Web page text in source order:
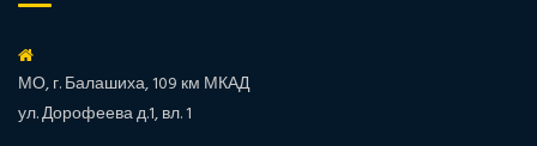
МО, г. Балашиха, 109 км МКАД
ул. Дорофеева д.1, вл. 1